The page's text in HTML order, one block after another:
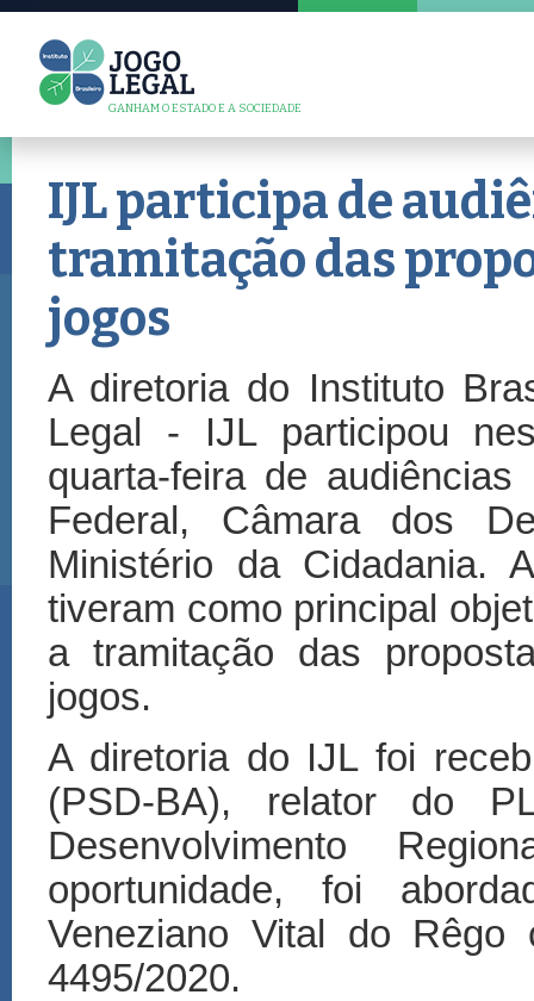
GANHAM O ESTADO E A SOCIEDADE
IJL participa de
tramitação das
jogos
A diretoria do Instituto
Legal - IJL participou
quarta-feira de audiências
Federal, Câmara dos
Ministério da Cidadania.
tiveram como principal
a tramitação das
jogos.
A diretoria do IJL foi
(PSD-BA), relator do
Desenvolvimento
oportunidade, foi
Veneziano Vital do Rêgo
4495/2020.